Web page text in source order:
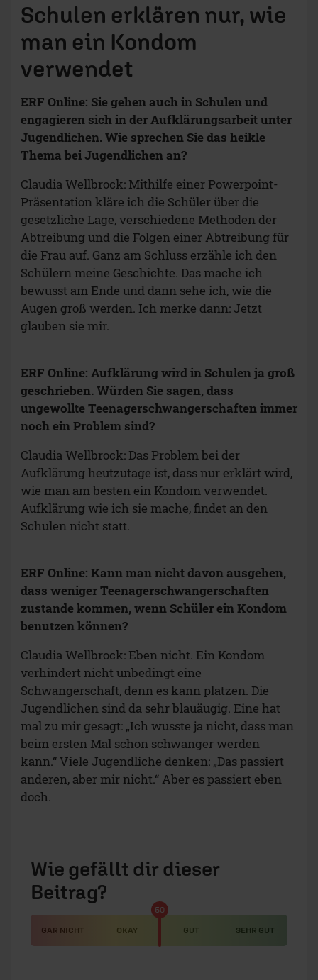
Schulen erklären nur, wie
man ein Kondom
verwendet
ERF Online: Sie gehen auch in Schulen und
engagieren sich in der Aufklärungsarbeit unter
Jugendlichen. Wie sprechen Sie das heikle
Thema bei Jugendlichen an?
Claudia Wellbrock: Mithilfe einer Powerpoint-
Präsentation kläre ich die Schüler über die
gesetzliche Lage, verschiedene Methoden der
Abtreibung und die Folgen einer Abtreibung für
die Frau auf. Ganz am Schluss erzähle ich den
Schülern meine Geschichte. Das mache ich
bewusst am Ende und dann sehe ich, wie die
Augen groß werden. Ich merke dann: Jetzt
glauben sie mir.
ERF Online: Aufklärung wird in Schulen ja groß
geschrieben. Würden Sie sagen, dass
ungewollte Teenagerschwangerschaften immer
noch ein Problem sind?
Claudia Wellbrock: Das Problem bei der
Aufklärung heutzutage ist, dass nur erklärt wird,
wie man am besten ein Kondom verwendet.
Aufklärung wie ich sie mache, findet an den
Schulen nicht statt.
ERF Online: Kann man nicht davon ausgehen,
dass weniger Teenagerschwangerschaften
zustande kommen, wenn Schüler ein Kondom
benutzen können?
Claudia Wellbrock: Eben nicht. Ein Kondom
verhindert nicht unbedingt eine
Schwangerschaft, denn es kann platzen. Die
Jugendlichen sind da sehr blauäugig. Eine hat
mal zu mir gesagt: „Ich wusste ja nicht, dass man
beim ersten Mal schon schwanger werden
kann.“ Viele Jugendliche denken: „Das passiert
anderen, aber mir nicht.“ Aber es passiert eben
doch.
Wie gefällt dir dieser
Beitrag?
GAR NICHT OKAY GUT SEHR GUT
50